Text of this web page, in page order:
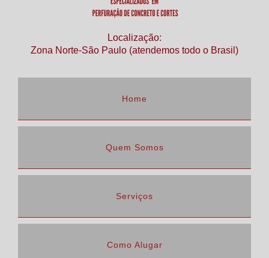
Localização:
Zona Norte-São Paulo (atendemos todo o Brasil)
Home
Quem Somos
Serviços
Como Alugar